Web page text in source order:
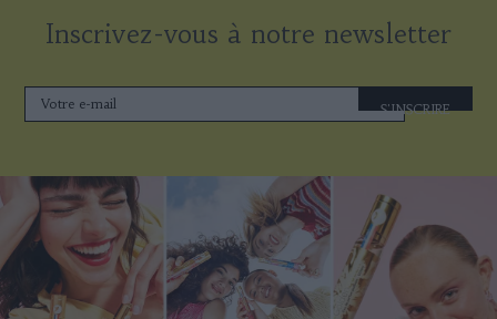
Inscrivez-vous à notre newsletter
S'INSCRIRE